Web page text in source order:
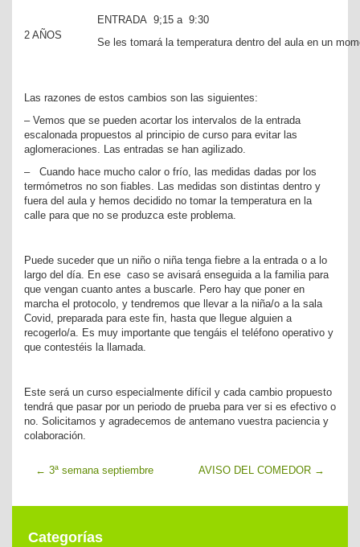
2 AÑOS
ENTRADA 9;15 a 9:30
Se les tomará la temperatura dentro del aula en un
Las razones de estos cambios son las siguientes:
– Vemos que se pueden acortar los intervalos de la entrada
escalonada propuestos al principio de curso para evitar las
aglomeraciones. Las entradas se han agilizado.
– Cuando hace mucho calor o frío, las medidas dadas por los
termómetros no son fiables. Las medidas son distintas dentro y
fuera del aula y hemos decidido no tomar la temperatura en la
calle para que no se produzca este problema.
Puede suceder que un niño o niña tenga fiebre a la entrada o a lo
largo del día. En ese caso se avisará enseguida a la familia para
que vengan cuanto antes a buscarle. Pero hay que poner en
marcha el protocolo, y tendremos que llevar a la niña/o a la sala
Covid, preparada para este fin, hasta que llegue alguien a
recogerlo/a. Es muy importante que tengáis el teléfono operativo y
que contestéis la llamada.
Este será un curso especialmente difícil y cada cambio propuesto
tendrá que pasar por un periodo de prueba para ver si es efectivo o
no. Solicitamos y agradecemos de antemano vuestra paciencia y
colaboración.
← 3ª semana septiembre AVISO DEL COMEDOR →
Categorías